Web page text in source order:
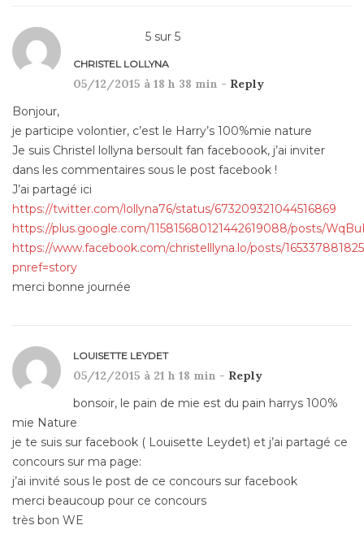
5 sur 5
CHRISTEL LOLLYNA
05/12/2015 à 18 h 38 min - Reply
Bonjour,
je participe volontier, c’est le Harry’s 100%mie nature
Je suis Christel lollyna bersoult fan faceboook, j’ai inviter
dans les commentaires sous le post facebook !
J’ai partagé ici
https://twitter.com/lollyna76/status/673209321044516869
https://plus.google.com/115815680121442619088/posts/
https://www.facebook.com/christelllyna.lo/posts/
pnref=story
merci bonne journée
LOUISETTE LEYDET
05/12/2015 à 21 h 18 min - Reply
bonsoir, le pain de mie est du pain harrys 100%
mie Nature
je te suis sur facebook ( Louisette Leydet) et j’ai partagé ce
concours sur ma page:
j’ai invité sous le post de ce concours sur facebook
merci beaucoup pour ce concours
très bon WE